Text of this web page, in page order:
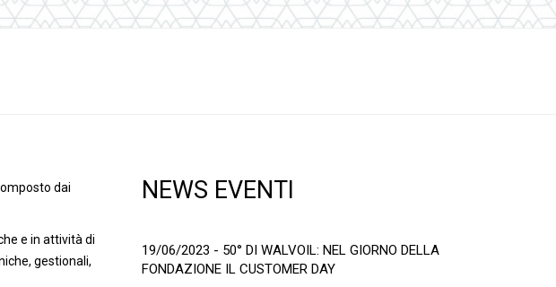
ed
Cablaggi
dai
e in attività di
gestionali,
NEWS EVENTI
19/06/2023 - 50° DI WALVOIL: NEL GIORNO DELLA
FONDAZIONE IL CUSTOMER DAY